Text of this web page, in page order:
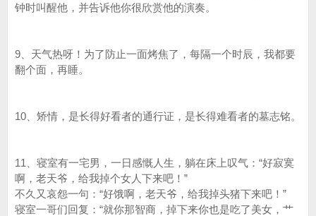
钟时叫醒他，并告诉他你很欣赏他的演奏。
9、天气热呀！为了防止一面烤焦了，每隔一个时辰，我都要
翻个面，再睡。
10、矫情，是长得好看者的通行证，是长得难看者的墓志铭。
11、寝室有一宅男，一日感慨人生，躺在床上叹气：“好寂寞
啊，老天爷，给我掉个女人下来吧！”
不久又哀怨一句：“好饿啊，老天爷，给我掉头猪下来吧！”
寝室一哥们回复：“就你那智商，掉下来你也是吃了美女，艹